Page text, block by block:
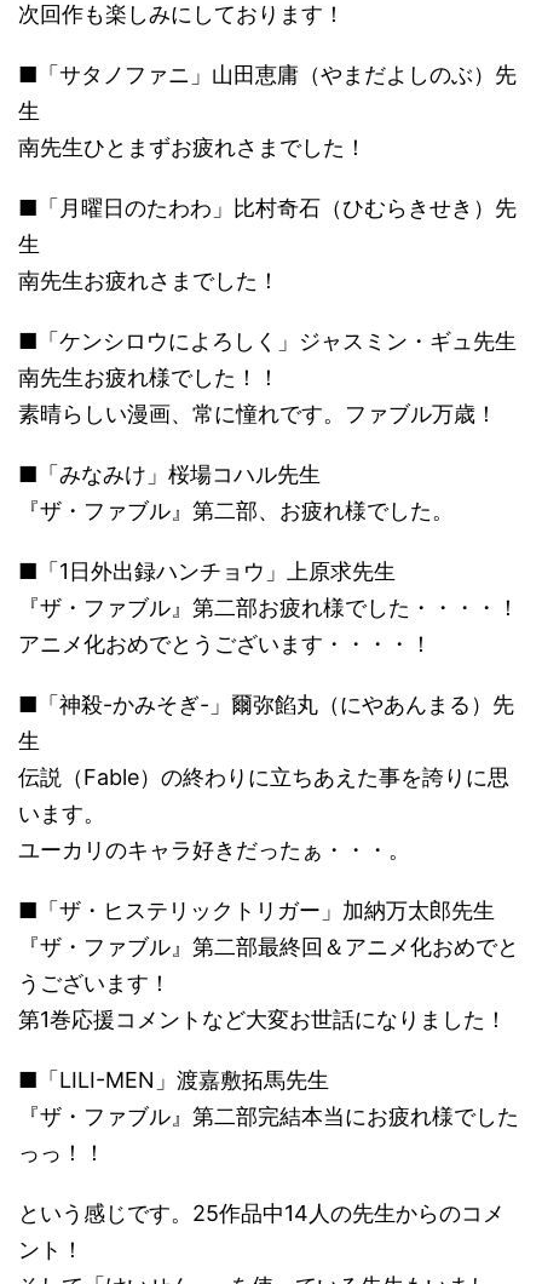
次回作も楽しみにしております！
■「サタノファニ」山田恵庸（やまだよしのぶ）先
生
南先生ひとまずお疲れさまでした！
■「月曜日のたわわ」比村奇石（ひむらきせき）先
生
南先生お疲れさまでした！
■「ケンシロウによろしく」ジャスミン・ギュ先生
南先生お疲れ様でした！！
素晴らしい漫画、常に憧れです。ファブル万歳！
■「みなみけ」桜場コハル先生
『ザ・ファブル』第二部、お疲れ様でした。
■「1日外出録ハンチョウ」上原求先生
『ザ・ファブル』第二部お疲れ様でした・・・・！
アニメ化おめでとうございます・・・・！
■「神殺-かみそぎ-」爾弥餡丸（にやあんまる）先
生
伝説（Fable）の終わりに立ちあえた事を誇りに思
います。
ユーカリのキャラ好きだったぁ・・・。
■「ザ・ヒステリックトリガー」加納万太郎先生
『ザ・ファブル』第二部最終回＆アニメ化おめでと
うございます！
第1巻応援コメントなど大変お世話になりました！
■「LILI-MEN」渡嘉敷拓馬先生
『ザ・ファブル』第二部完結本当にお疲れ様でした
っっ！！
という感じです。25作品中14人の先生からのコメ
ント！